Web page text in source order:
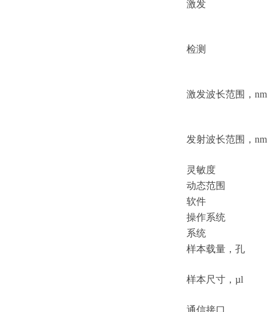
激发
检测
激发波长范围， nm
发射波长范围， nm
灵敏度
动态范围
软件
操作系统
系统
样本载量，孔
样本尺寸， µl
通信接口